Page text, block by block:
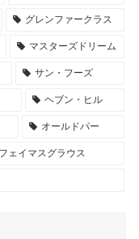
グレンファークラス
マスターズドリーム
サン・フーズ
ヘブン・ヒル
オールドパー
ェイマスグラウス